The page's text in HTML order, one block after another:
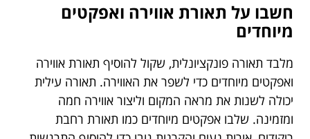
חשבו על תאורת אווירה ואפקטים
מיוחדים
מלבד תאורה פונקציונלית, שקול להוסיף תאורת אווירה
ואפקטים מיוחדים כדי לשפר את האווירה. תאורה עילית
יכולה לשנות את מראה המקום וליצור אווירה חמה
ומזמינה. שלבו אפקטים מיוחדים כמו תאורת רחבת